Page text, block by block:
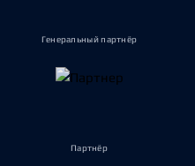
Генеральный партнёр
Партнёр